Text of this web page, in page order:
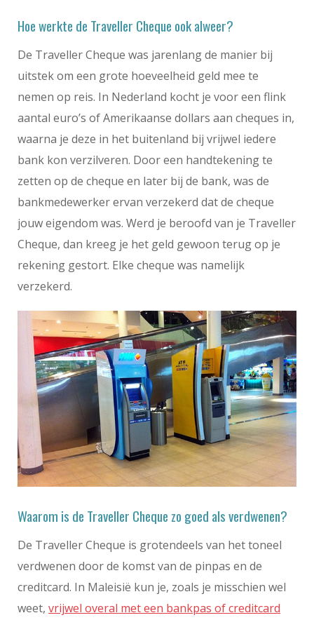
Hoe werkte de Traveller Cheque ook alweer?
De Traveller Cheque was jarenlang de manier bij
uitstek om een grote hoeveelheid geld mee te
nemen op reis. In Nederland kocht je voor een flink
aantal euro’s of Amerikaanse dollars aan cheques in,
waarna je deze in het buitenland bij vrijwel iedere
bank kon verzilveren. Door een handtekening te
zetten op de cheque en later bij de bank, was de
bankmedewerker ervan verzekerd dat de cheque
jouw eigendom was. Werd je beroofd van je Traveller
Cheque, dan kreeg je het geld gewoon terug op je
rekening gestort. Elke cheque was namelijk
verzekerd.
Waarom is de Traveller Cheque zo goed als verdwenen?
De Traveller Cheque is grotendeels van het toneel
verdwenen door de komst van de pinpas en de
creditcard. In Maleisië kun je, zoals je misschien wel
weet, vrijwel overal met een bankpas of creditcard